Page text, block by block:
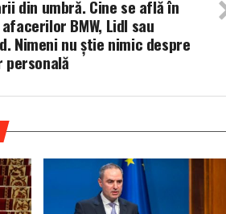
din umbră. Cine se află în
BMW, Lidl sau
Nimeni nu știe nimic despre
personală